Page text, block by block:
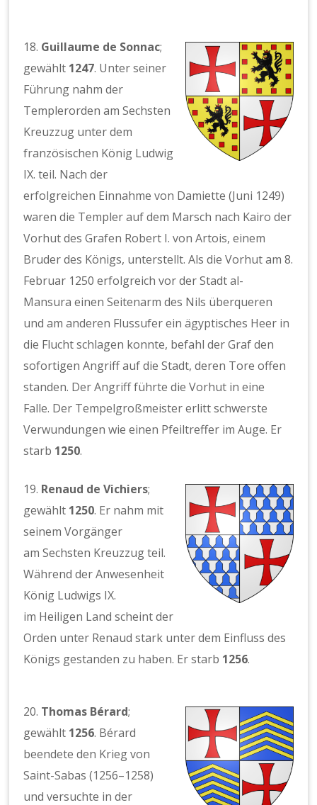
18. Guillaume de Sonnac;
gewählt 1247. Unter seiner
Führung nahm der
Templerorden am Sechsten
Kreuzzug unter dem
französischen König Ludwig
IX. teil. Nach der
erfolgreichen Einnahme von Damiette (Juni 1249)
waren die Templer auf dem Marsch nach Kairo der
Vorhut des Grafen Robert I. von Artois, einem
Bruder des Königs, unterstellt. Als die Vorhut am 8.
Februar 1250 erfolgreich vor der Stadt al-
Mansura einen Seitenarm des Nils überqueren
und am anderen Flussufer ein ägyptisches Heer in
die Flucht schlagen konnte, befahl der Graf den
sofortigen Angriff auf die Stadt, deren Tore offen
standen. Der Angriff führte die Vorhut in eine
Falle. Der Tempelgroßmeister erlitt schwerste
Verwundungen wie einen Pfeiltreffer im Auge. Er
starb 1250.
19. Renaud de Vichiers;
gewählt 1250. Er nahm mit
seinem Vorgänger
am Sechsten Kreuzzug teil.
Während der Anwesenheit
König Ludwigs IX.
im Heiligen Land scheint der
Orden unter Renaud stark unter dem Einfluss des
Königs gestanden zu haben. Er starb 1256.
20. Thomas Bérard;
gewählt 1256. Bérard
beendete den Krieg von
Saint-Sabas (1256–1258)
und versuchte in der